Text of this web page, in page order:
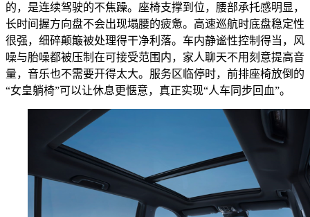
的，是连续驾驶的不焦躁。座椅支撑到位，腰部承托感明显，
长时间握方向盘不会出现塌腰的疲惫。高速巡航时底盘稳定性
很强，细碎颠簸被处理得干净利落。车内静谧性控制得当，风
噪与胎噪都被压制在可接受范围内，家人聊天不用刻意提高音
量，音乐也不需要开得太大。服务区临停时，前排座椅放倒的
“女皇躺椅”可以让休息更惬意，真正实现“人车同步回血”。